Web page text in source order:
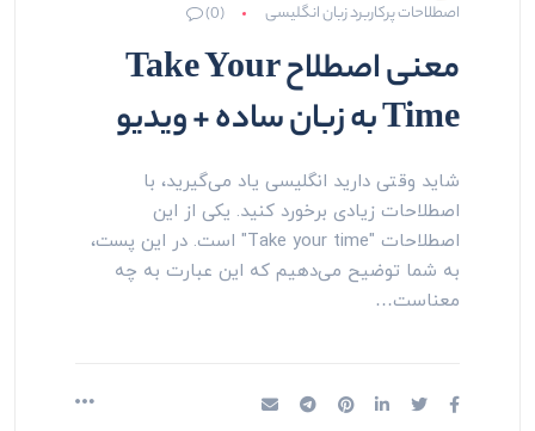
اصطلاحات پرکاربرد زبان انگلیسی
(0)
معنی اصطلاح Take Your
Time به زبان ساده + ویدیو
شاید وقتی دارید انگلیسی یاد می‌گیرید، با
اصطلاحات زیادی برخورد کنید. یکی از این
اصطلاحات "Take your time" است. در این پست،
به شما توضیح می‌دهیم که این عبارت به چه
معناست…